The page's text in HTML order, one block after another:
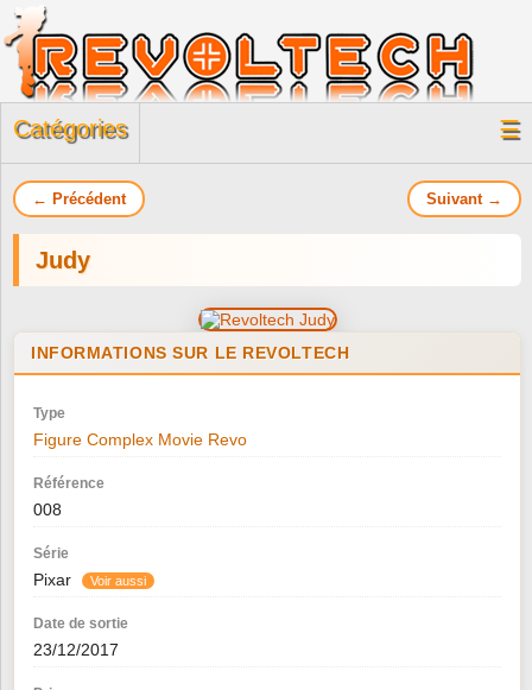
Catégories ☰
← Précédent Suivant →
Judy
INFORMATIONS SUR LE REVOLTECH
Type
Figure Complex Movie Revo
Référence
008
Série
Pixar Voir aussi
Date de sortie
23/12/2017